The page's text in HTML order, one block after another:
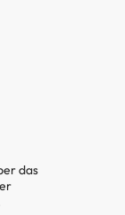
das